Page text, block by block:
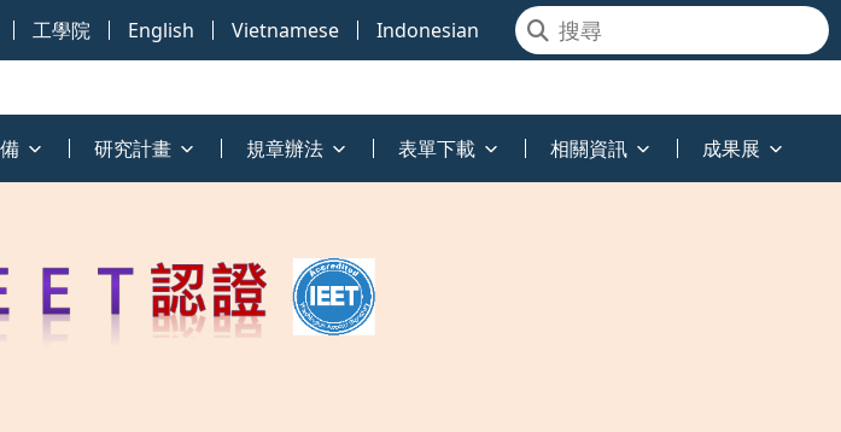
工學院 English Vietnamese Indonesian
研究計畫 規章辦法 表單下載 相關資訊 成果展